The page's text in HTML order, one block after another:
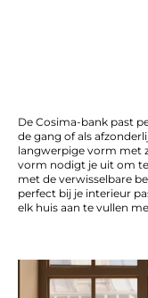
De Cosima-bank past
de gang of als
langwerpige vorm met
vorm nodigt je uit om
met de verwisselbare
perfect bij je interieur
elk huis aan te vullen